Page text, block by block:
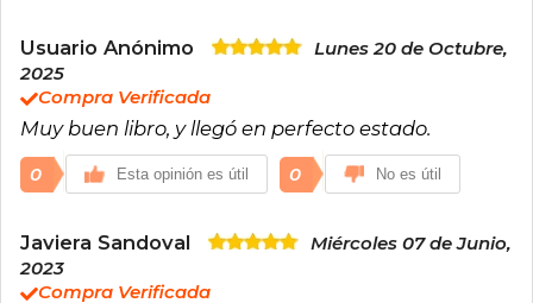
Usuario Anónimo
Lunes 20 de Octubre,
2025
Compra Verificada
Muy buen libro, y llegó en perfecto estado.
0 Esta opinión es útil 0 No es útil
Javiera Sandoval
Miércoles 07 de Junio,
2023
Compra Verificada